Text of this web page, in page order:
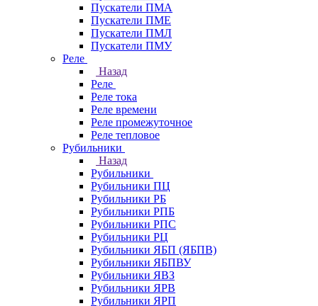
Пускатели ПМА
Пускатели ПМЕ
Пускатели ПМЛ
Пускатели ПМУ
Реле
Назад
Реле
Реле тока
Реле времени
Реле промежуточное
Реле тепловое
Рубильники
Назад
Рубильники
Рубильники ПЦ
Рубильники РБ
Рубильники РПБ
Рубильники РПС
Рубильники РЦ
Рубильники ЯБП (ЯБПВ)
Рубильники ЯБПВУ
Рубильники ЯВЗ
Рубильники ЯРВ
Рубильники ЯРП